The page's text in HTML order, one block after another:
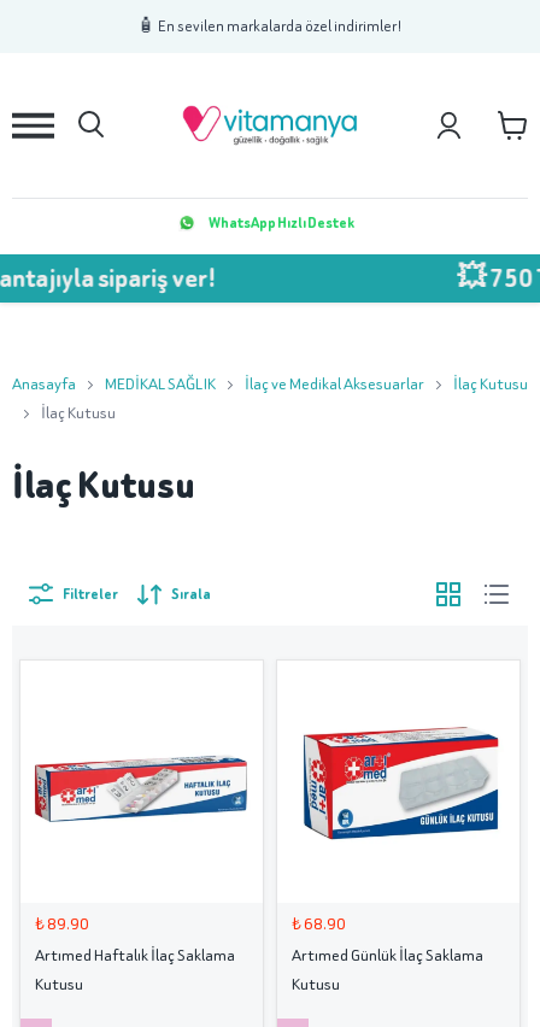
🧴 En sevilen markalarda özel indirimler!
2 3
WhatsApp Hızlı Destek
sipariş ver! 💥 750
Anasayfa MEDİKAL SAĞLIK İlaç ve Medikal Aksesuarlar
İlaç Kutusu
İlaç Kutusu
İlaç Kutusu
Filtreler Sırala
₺ 89.90
Artımed Haftalık İlaç Saklama
Kutusu
₺ 68.90
Artımed Günlük İlaç Saklama
Kutusu